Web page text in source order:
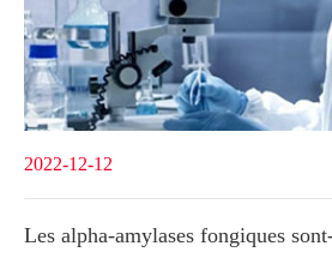
2022-12-12
Les alpha-amylases fongiques